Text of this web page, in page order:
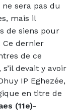
ne sera pas du
mais il
de siens pour
dernier
de ce
devait y avoir
IP Eghezée,
en titre de
(11e)-